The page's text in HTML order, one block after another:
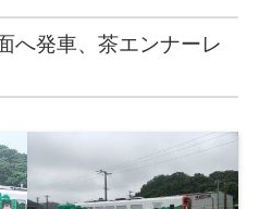
へ発車、茶エンナーレ